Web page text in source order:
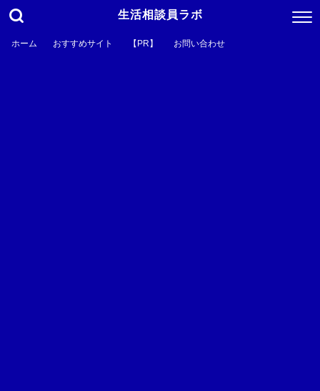
生活相談員ラボ
ホーム おすすめサイト 【PR】 お問い合わせ